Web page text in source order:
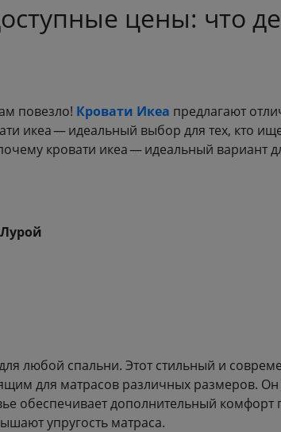
цены: что
повезло! Кровати Икеа предлагают
икеа — идеальный выбор для тех, кто
кровати икеа — идеальный вариант
любой спальни. Этот стильный и
для матрасов различных размеров.
обеспечивает дополнительный комфорт
упругость матраса.